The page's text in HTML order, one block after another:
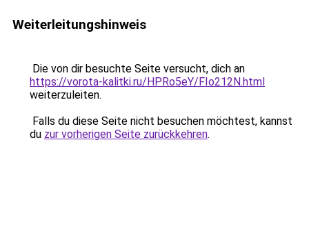
Weiterleitungshinweis
Die von dir besuchte Seite versucht, dich an
https://vorota-kalitki.ru/HPRo5eY/FIo212N.html
weiterzuleiten.
Falls du diese Seite nicht besuchen möchtest, kannst
du zur vorherigen Seite zurückkehren.